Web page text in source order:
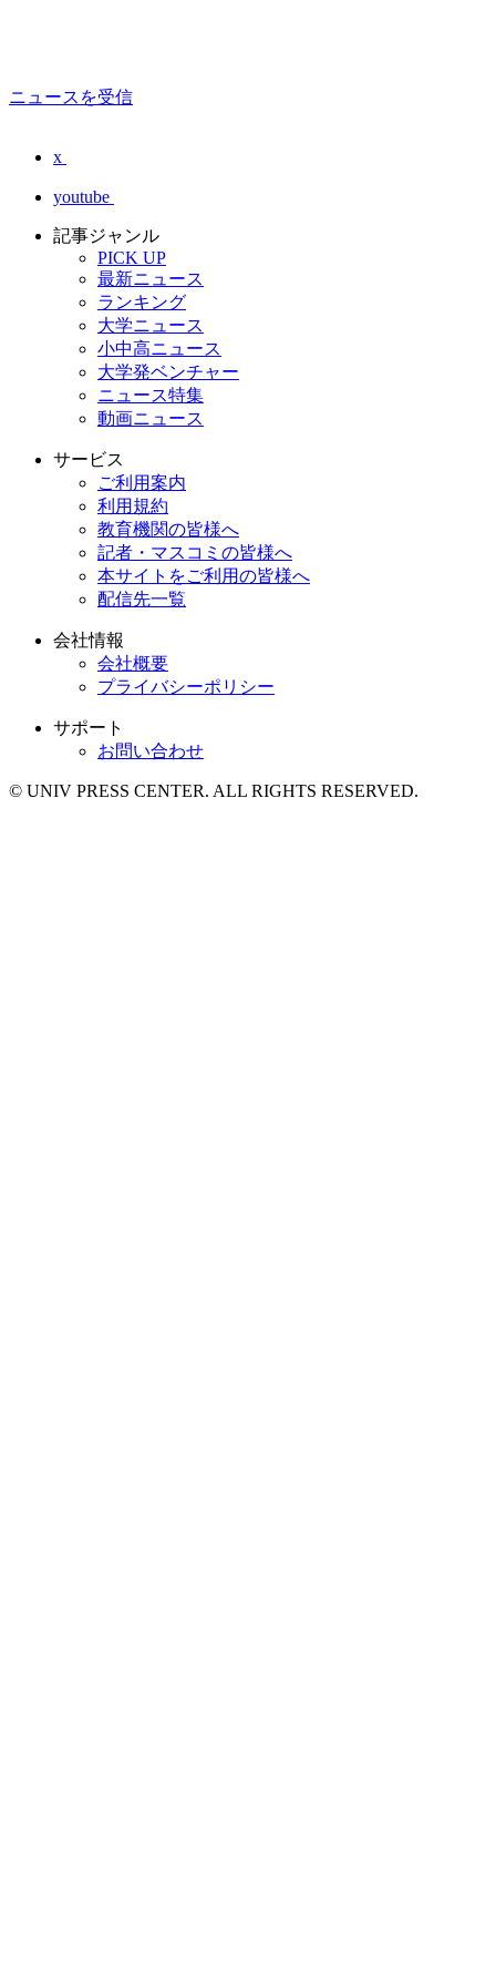
ニュースを受信
x
youtube
記事ジャンル
PICK UP
最新ニュース
ランキング
大学ニュース
小中高ニュース
大学発ベンチャー
ニュース特集
動画ニュース
サービス
ご利用案内
利用規約
教育機関の皆様へ
記者・マスコミの皆様へ
本サイトをご利用の皆様へ
配信先一覧
会社情報
会社概要
プライバシーポリシー
サポート
お問い合わせ
© UNIV PRESS CENTER. ALL RIGHTS RESERVED.